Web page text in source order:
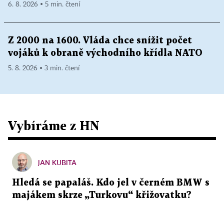
6. 8. 2026 ▪ 5 min. čtení
Z 2000 na 1600. Vláda chce snížit počet
vojáků k obraně východního křídla NATO
5. 8. 2026 ▪ 3 min. čtení
Vybíráme z HN
JAN KUBITA
Hledá se papaláš. Kdo jel v černém BMW s
majákem skrze „Turkovu“ křižovatku?